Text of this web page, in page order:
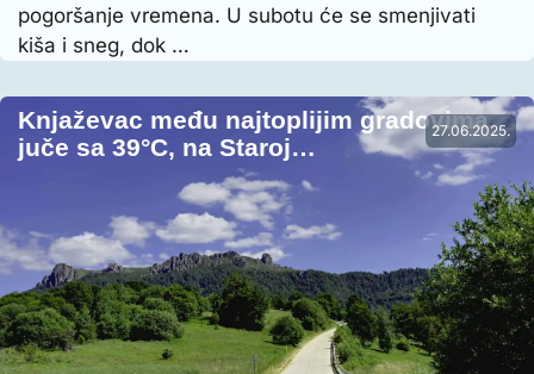
pogoršanje vremena. U subotu će se smenjivati
kiša i sneg, dok …
27.06.2025.
Knjaževac među najtoplijim gradovima
juče sa 39°C, na Staroj…